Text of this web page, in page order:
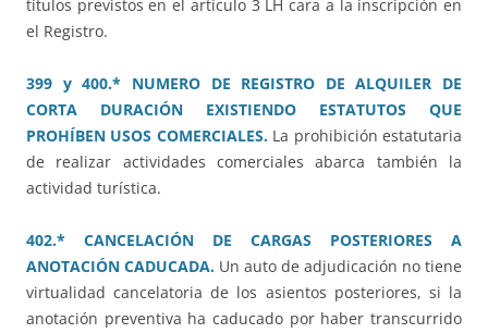
títulos previstos en el artículo 3 LH cara a la inscripción en
el Registro.
399 y 400.* NUMERO DE REGISTRO DE ALQUILER DE
CORTA DURACIÓN EXISTIENDO ESTATUTOS QUE
PROHÍBEN USOS COMERCIALES.La prohibición estatutaria
de realizar actividades comerciales abarca también la
actividad turística.
402.* CANCELACIÓN DE CARGAS POSTERIORES A
ANOTACIÓN CADUCADA. Un auto de adjudicación no tiene
virtualidad cancelatoria de los asientos posteriores, si la
anotación preventiva ha caducado por haber transcurrido